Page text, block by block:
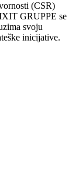
(CSR)
GRUPPE se
svoju
inicijative.